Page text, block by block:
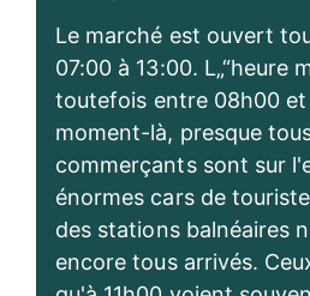
Le marché est ouvert
07:00 à 13:00. L„“heure
toutefois entre 08h00
moment-là, presque
commerçants sont sur
énormes cars de
des stations balnéaires
encore tous arrivés.